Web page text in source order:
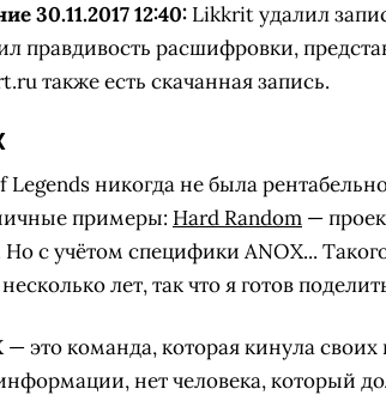
30.11.2017 12:40: Likkrit удалил
правдивость расшифровки,
также есть скачанная запись.
Legends никогда не была
примеры: Hard Random —
Но с учётом специфики ANOX...
лет, так что я готов
— это команда, которая кинула
нет человека, который